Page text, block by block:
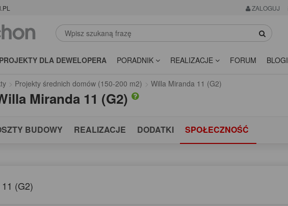
ZALOGUJ
PROJEKTY DLA DEWELOPERA PORADNIK REALIZACJE FORUM BLOGI
Projekty średnich domów (150-200 m2) Willa Miranda 11 (G2)
Miranda 11 (G2)
BUDOWY REALIZACJE DODATKI SPOŁECZNOŚĆ
(G2)